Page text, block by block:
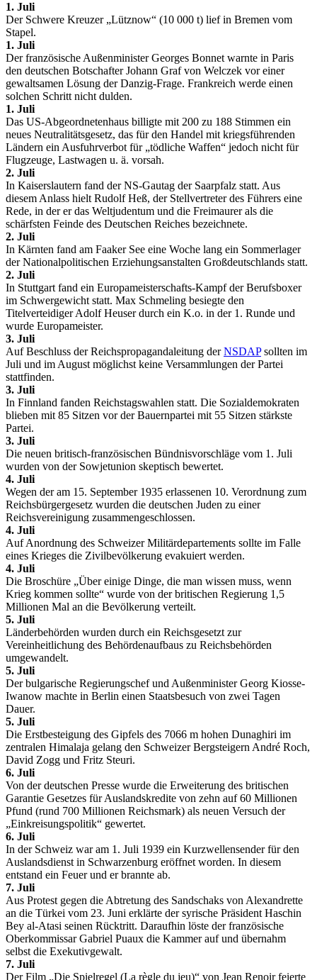
1. Juli
Der Schwere Kreuzer „Lütznow“ (10 000 t) lief in Bremen vom
Stapel.
1. Juli
Der französische Außenminister Georges Bonnet warnte in Paris
den deutschen Botschafter Johann Graf von Welczek vor einer
gewaltsamen Lösung der Danzig-Frage. Frankreich werde einen
solchen Schritt nicht dulden.
1. Juli
Das US-Abgeordnetenhaus billigte mit 200 zu 188 Stimmen ein
neues Neutralitätsgesetz, das für den Handel mit kriegsführenden
Ländern ein Ausfuhrverbot für „tödliche Waffen“ jedoch nicht für
Flugzeuge, Lastwagen u. ä. vorsah.
2. Juli
In Kaiserslautern fand der NS-Gautag der Saarpfalz statt. Aus
diesem Anlass hielt Rudolf Heß, der Stellvertreter des Führers eine
Rede, in der er das Weltjudentum und die Freimaurer als die
schärfsten Feinde des Deutschen Reiches bezeichnete.
2. Juli
In Kärnten fand am Faaker See eine Woche lang ein Sommerlager
der Nationalpolitischen Erziehungsanstalten Großdeutschlands statt.
2. Juli
In Stuttgart fand ein Europameisterschafts-Kampf der Berufsboxer
im Schwergewicht statt. Max Schmeling besiegte den
Titelverteidiger Adolf Heuser durch ein K.o. in der 1. Runde und
wurde Europameister.
3. Juli
Auf Beschluss der Reichspropagandaleitung derNSDAPsollten im
Juli und im August möglichst keine Versammlungen der Partei
stattfinden.
3. Juli
In Finnland fanden Reichstagswahlen statt. Die Sozialdemokraten
blieben mit 85 Sitzen vor der Bauernpartei mit 55 Sitzen stärkste
Partei.
3. Juli
Die neuen britisch-französischen Bündnisvorschläge vom 1. Juli
wurden von der Sowjetunion skeptisch bewertet.
4. Juli
Wegen der am 15. September 1935 erlassenen 10. Verordnung zum
Reichsbürgergesetz wurden die deutschen Juden zu einer
Reichsvereinigung zusammengeschlossen.
4. Juli
Auf Anordnung des Schweizer Militärdepartements sollte im Falle
eines Krieges die Zivilbevölkerung evakuiert werden.
4. Juli
Die Broschüre „Über einige Dinge, die man wissen muss, wenn
Krieg kommen sollte“ wurde von der britischen Regierung 1,5
Millionen Mal an die Bevölkerung verteilt.
5. Juli
Länderbehörden wurden durch ein Reichsgesetzt zur
Vereinheitlichung des Behördenaufbaus zu Reichsbehörden
umgewandelt.
5. Juli
Der bulgarische Regierungschef und Außenminister Georg Kiosse-
Iwanow machte in Berlin einen Staatsbesuch von zwei Tagen
Dauer.
5. Juli
Die Erstbesteigung des Gipfels des 7066 m hohen Dunaghiri im
zentralen Himalaja gelang den Schweizer Bergsteigern André Roch,
David Zogg und Fritz Steuri.
6. Juli
Von der deutschen Presse wurde die Erweiterung des britischen
Garantie Gesetzes für Auslandskredite von zehn auf 60 Millionen
Pfund (rund 700 Millionen Reichsmark) als neuen Versuch der
„Einkreisungspolitik“ gewertet.
6. Juli
In der Schweiz war am 1. Juli 1939 ein Kurzwellensender für den
Auslandsdienst in Schwarzenburg eröffnet worden. In diesem
entstand ein Feuer und er brannte ab.
7. Juli
Aus Protest gegen die Abtretung des Sandschaks von Alexandrette
an die Türkei vom 23. Juni erklärte der syrische Präsident Haschin
Bey al-Atasi seinen Rücktritt. Daraufhin löste der französische
Oberkommissar Gabriel Puaux die Kammer auf und übernahm
selbst die Exekutivgewalt.
7. Juli
Der Film „Die Spielregel (La règle du jeu)“ von Jean Renoir feierte